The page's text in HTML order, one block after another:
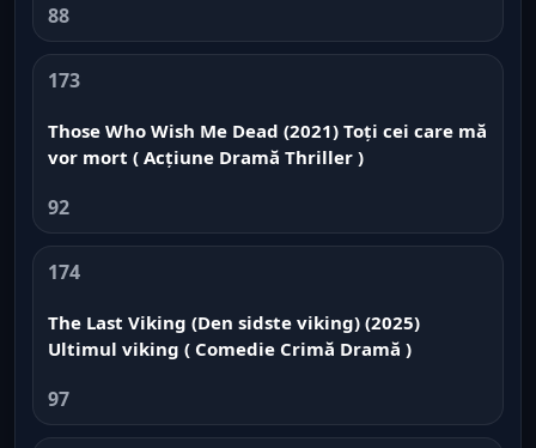
88
173
Those Who Wish Me Dead (2021) Toți cei care mă
vor mort ( Acțiune Dramă Thriller )
92
174
The Last Viking (Den sidste viking) (2025)
Ultimul viking ( Comedie Crimă Dramă )
97